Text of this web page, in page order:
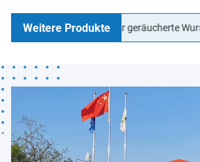
Weitere Produkte
Wurstgehäuse für geräucherte Wurst